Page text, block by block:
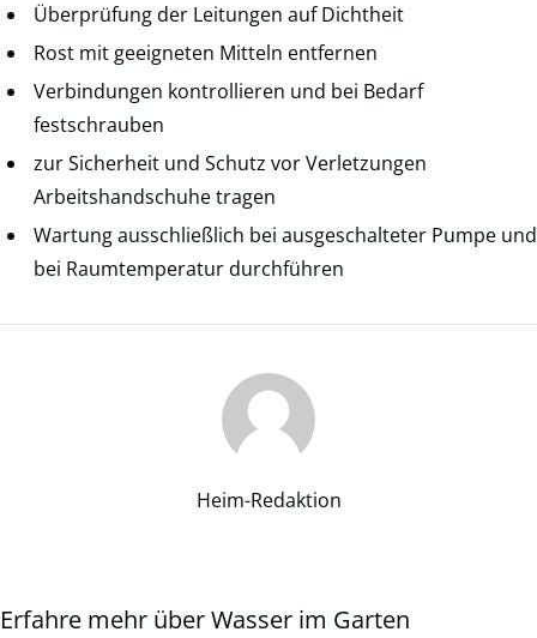
Überprüfung der Leitungen auf Dichtheit
Rost mit geeigneten Mitteln entfernen
Verbindungen kontrollieren und bei Bedarf
festschrauben
zur Sicherheit und Schutz vor Verletzungen
Arbeitshandschuhe tragen
Wartung ausschließlich bei ausgeschalteter Pumpe und
bei Raumtemperatur durchführen
Heim-Redaktion
Erfahre mehr über Wasser im Garten